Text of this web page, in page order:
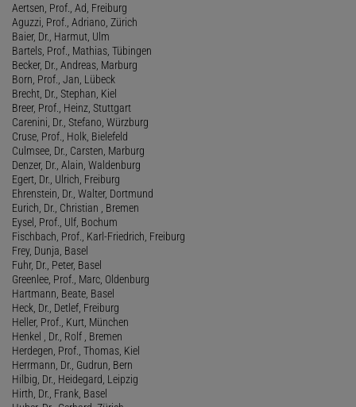
Aertsen, Prof., Ad, Freiburg
Aguzzi, Prof., Adriano, Zürich
Baier, Dr., Harmut, Ulm
Bartels, Prof., Mathias, Tübingen
Becker, Dr., Andreas, Marburg
Born, Prof., Jan, Lübeck
Brecht, Dr., Stephan, Kiel
Breer, Prof., Heinz, Stuttgart
Carenini, Dr., Stefano, Würzburg
Cruse, Prof., Holk, Bielefeld
Culmsee, Dr., Carsten, Marburg
Denzer, Dr., Alain, Waldenburg
Egert, Dr., Ulrich, Freiburg
Ehrenstein, Dr., Walter, Dortmund
Eurich, Dr., Christian , Bremen
Eysel, Prof., Ulf, Bochum
Fischbach, Prof., Karl-Friedrich, Freiburg
Frey, Dunja, Basel
Fuhr, Dr., Peter, Basel
Greenlee, Prof., Marc, Oldenburg
Hartmann, Beate, Basel
Heck, Dr., Detlef, Freiburg
Heller, Prof., Kurt, München
Henkel , Dr., Rolf , Bremen
Herdegen, Prof., Thomas, Kiel
Herrmann, Dr., Gudrun, Bern
Hilbig, Dr., Heidegard, Leipzig
Hirth, Dr., Frank, Basel